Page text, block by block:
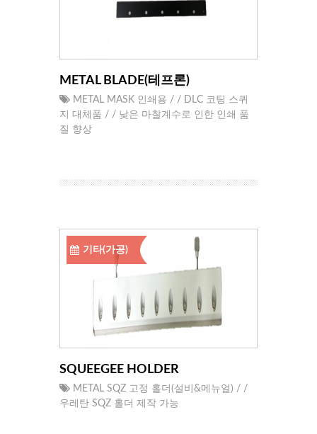
METAL BLADE(테프론)
METAL MASK 인쇄용 / / DLC 코팅 스퀴
지 대체품 / / 낮은 마찰계수로 인한 인쇄 품
질 향상
기타(가공)
SQUEEGEE HOLDER
METAL SQZ 고정 홀더(설비&메뉴얼) / /
우레탄 SQZ 홀더 제작 가능